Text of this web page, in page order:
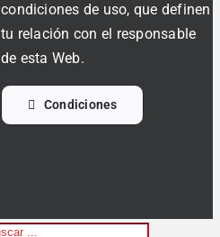
condiciones de uso, que definen
tu relación con el responsable
de esta Web.
Condiciones